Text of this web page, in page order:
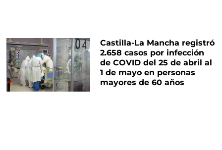
Castilla-La Mancha registró
2.658 casos por infección
de COVID del 25 de abril al
1 de mayo en personas
mayores de 60 años